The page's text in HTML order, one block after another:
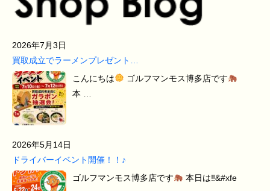
2026年7月3日
買取成立でラーメンプレゼント…
こんにちは
ゴルフマンモス博多店です
本 …
2026年5月14日
ドライバーイベント開催！！♪
ゴルフマンモス博多店です
本日は‼&#xfe